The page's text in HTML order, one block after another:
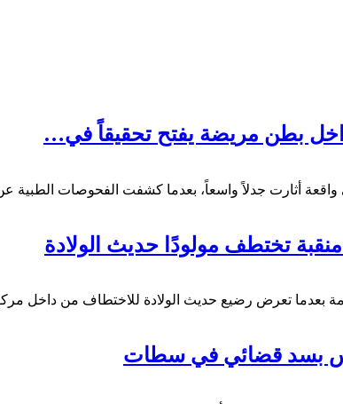
بطن مريضة يفتح تحقيقاً في…
في واقعة أثارت جدلاً واسعاً، بعدما كشفت الفحوصات
تختطف مولودًا حديث الولادة
بعدما تعرض رضيع حديث الولادة للاختطاف من داخل
بسد قضائي في سطات